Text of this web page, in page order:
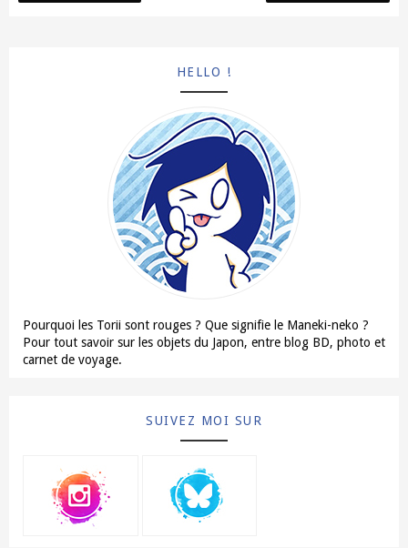
HELLO !
Pourquoi les Torii sont rouges ? Que signifie le Maneki-neko ?
Pour tout savoir sur les objets du Japon, entre blog BD, photo et
carnet de voyage.
SUIVEZ MOI SUR